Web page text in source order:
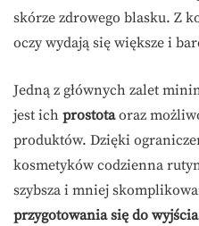
skórze zdrowego blasku. Z
oczy wydają się większe i
Jedną z głównych zalet
jest ich prostotaoraz
produktów. Dzięki
kosmetyków codzienna
szybsza i mniej
przygotowania się do